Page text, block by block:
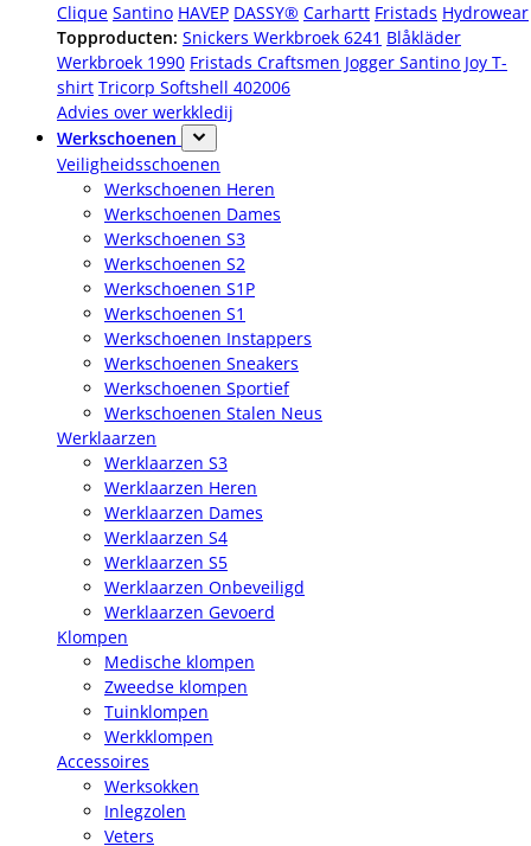
Clique Santino HAVEP DASSY® Carhartt Fristads Hydrowear
Topproducten: Snickers Werkbroek 6241 Blåkläder
Werkbroek 1990 Fristads Craftsmen Jogger Santino Joy T-
shirt Tricorp Softshell 402006
Advies over werkkledij
Werkschoenen
Veiligheidsschoenen
Werkschoenen Heren
Werkschoenen Dames
Werkschoenen S3
Werkschoenen S2
Werkschoenen S1P
Werkschoenen S1
Werkschoenen Instappers
Werkschoenen Sneakers
Werkschoenen Sportief
Werkschoenen Stalen Neus
Werklaarzen
Werklaarzen S3
Werklaarzen Heren
Werklaarzen Dames
Werklaarzen S4
Werklaarzen S5
Werklaarzen Onbeveiligd
Werklaarzen Gevoerd
Klompen
Medische klompen
Zweedse klompen
Tuinklompen
Werkklompen
Accessoires
Werksokken
Inlegzolen
Veters